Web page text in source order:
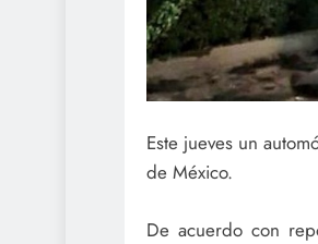
Este jueves un
de México.
De acuerdo con